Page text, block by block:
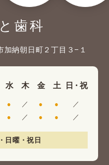
歯科
納朝日町２丁目３−１
日曜・祝日
水 木 金 土 日・祝
● ／ ● ● ／
● ／ ● ● ／